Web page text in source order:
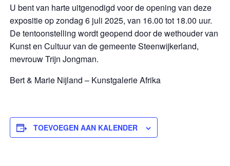
U bent van harte uitgenodigd voor de opening van deze
expositie op zondag 6 juli 2025, van 16.00 tot 18.00 uur.
De tentoonstelling wordt geopend door de wethouder van
Kunst en Cultuur van de gemeente Steenwijkerland,
mevrouw Trijn Jongman.
Bert & Marie Nijland – Kunstgalerie Afrika
TOEVOEGEN AAN KALENDER